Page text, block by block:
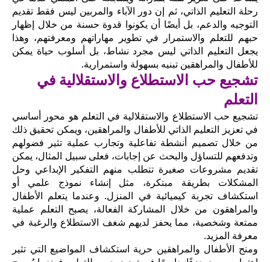
رحلة التعليم الذاتي، ثم إن دور الآباء والمربين ليس فقط تقديم
التوجيه والدعم، بل أيضًا أن يكونوا قدوة حسنة من خلال إظهار
حبهم للتعلم والاستمرار في تطوير مهاراتهم ومعرفتهم، وهذا
يجعل التعليم الذاتي ليس مجرد نشاط، بل أسلوب حياة يمكن
للأطفال والمراهقين تبنيه بسهولة واستمرارية.
تشجيع حب الاستطلاع والاستقلالية في
التعلم
تشجيع حب الاستطلاع والاستقلالية في التعلم هو محور أساسي
في تعزيز التعليم الذاتي للأطفال والمراهقين، ويمكن تحقيق ذلك
من خلال تصميم أنشطة تفاعلية وتجارب عملية تثير فضولهم
وتدفعهم للتساؤل والبحث عن إجابات، فعلى سبيل المثال، يمكن
تقديم مشروعات صغيرة تتطلب منهم التفكير الإبداعي وحل
المشكلات بطريقة مبتكرة، مثل إنشاء نموذج علمي أو
استكشاف تجربة كيميائية في المنزل. وعندما يتعلم الأطفال
والمراهقون من خلال المشاركة الفعالة، يصبح التعلم عملية
ممتعة وشخصية، مما يحفز لديهم شغف الاستطلاع والرغبة في
معرفة المزيد.
ومنح الأطفال والمراهقين حرية استكشاف المواضيع التي تثير